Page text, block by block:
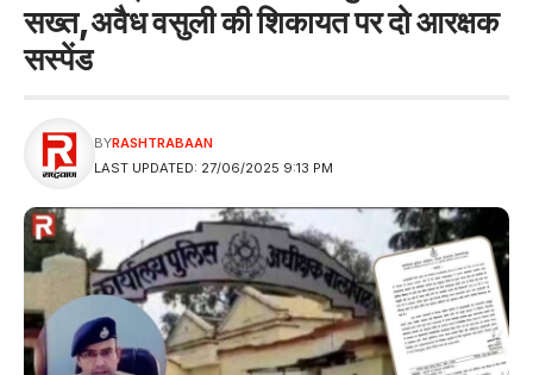
सख्त,अवैध वसुली की शिकायत पर दो आरक्षक
सस्पेंड
LAST UPDATED: 27/06/2025 9:13 PM
BYRASHTRABAAN